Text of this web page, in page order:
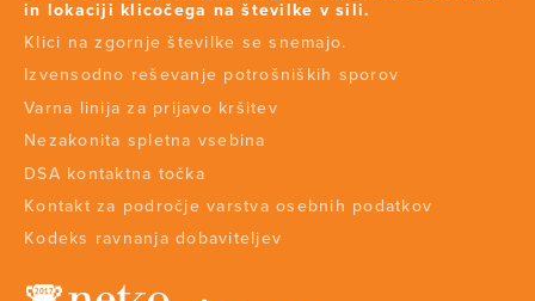
in lokaciji klicočega na številke v sili.
Klici na zgornje številke se snemajo.
Izvensodno reševanje potrošniških sporov
Varna linija za prijavo kršitev
Nezakonita spletna vsebina
DSA kontaktna točka
Kontakt za področje varstva osebnih podatkov
Kodeks ravnanja dobaviteljev